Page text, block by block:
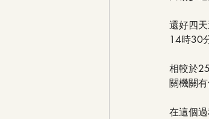
還好四
14時30
相較於
關機關
在這個